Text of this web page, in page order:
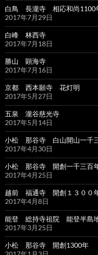
白鳥 長瀧寺 相応和尚1100
2017年7月29日
白峰 林西寺
2017年7月18日
勝山 顕海寺
2017年7月16日
京都 西本願寺 花灯明
2017年5月27日
五泉 瀧谷慈光寺
2017年5月14日
小松 那谷寺 白山開山一千
2017年4月30日
小松 那谷寺 開創一千三百
2017年4月25日
越前 福通寺 開創１３００
2017年4月8日
能登 総持寺祖院 能登半島
2017年3月25日
小松 那谷寺 開創1300年